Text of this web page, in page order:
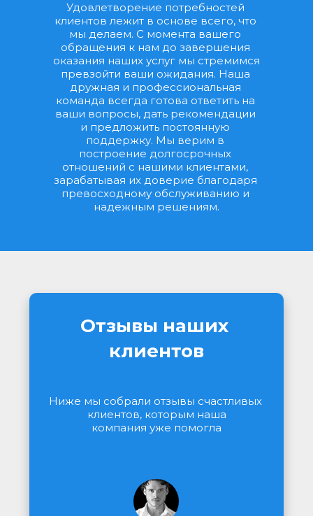
Удовлетворение потребностей
клиентов лежит в основе всего, что
мы делаем. С момента вашего
обращения к нам до завершения
оказания наших услуг мы стремимся
превзойти ваши ожидания. Наша
дружная и профессиональная
команда всегда готова ответить на
ваши вопросы, дать рекомендации
и предложить постоянную
поддержку. Мы верим в
построение долгосрочных
отношений с нашими клиентами,
зарабатывая их доверие благодаря
превосходному обслуживанию и
надежным решениям.
Отзывы наших
клиентов
Ниже мы собрали отзывы счастливых
клиентов, которым наша
компания уже помогла